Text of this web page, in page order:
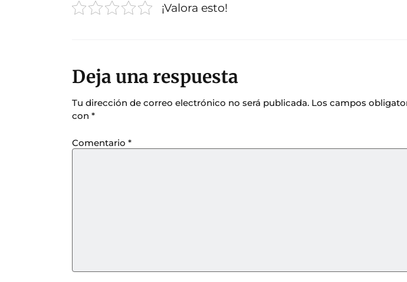
¡Valora esto!
Deja una respuesta
Tu dirección de correo electrónico no será publicada. Los campos
con *
Comentario *